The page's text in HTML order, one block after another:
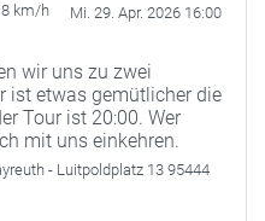
km/h Mi. 29. Apr. 2026 16:00
wir uns zu zwei
ist etwas gemütlicher die
Tour ist 20:00. Wer
mit uns einkehren.
- Luitpoldplatz 13 95444